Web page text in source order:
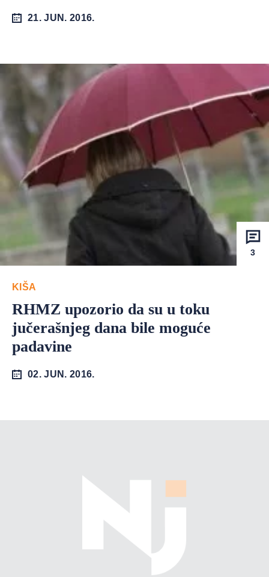
21. JUN. 2016.
3
KIŠA
RHMZ upozorio da su u toku
jučerašnjeg dana bile moguće
padavine
02. JUN. 2016.